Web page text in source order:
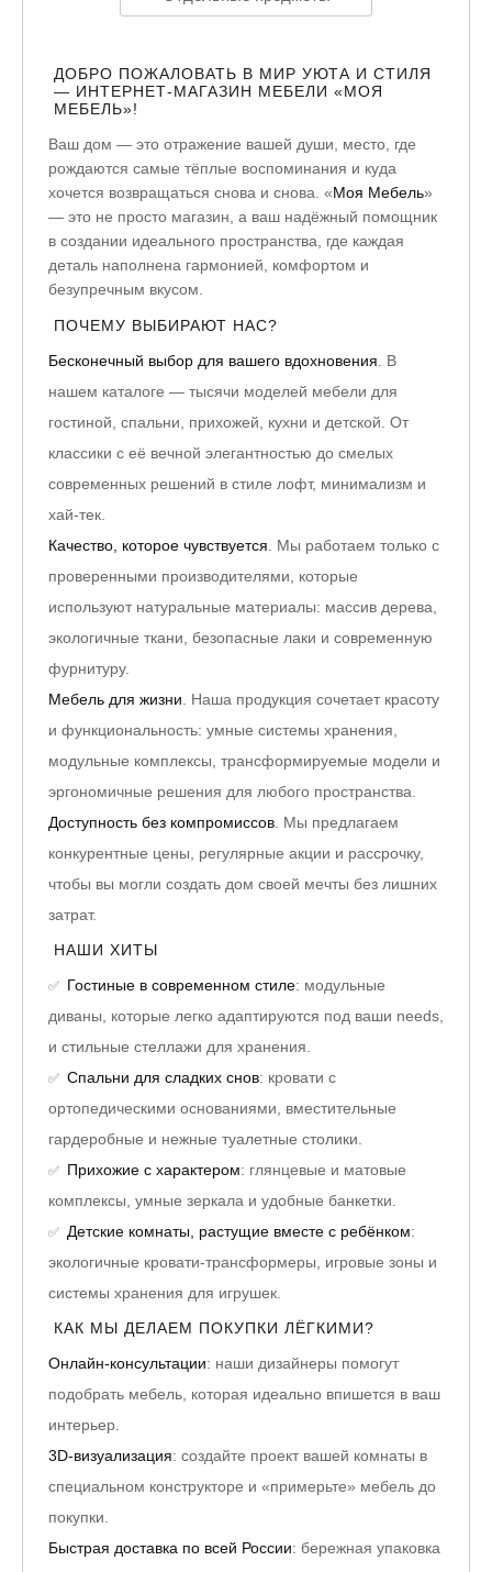
ДОБРО ПОЖАЛОВАТЬ В МИР УЮТА И СТИЛЯ
— ИНТЕРНЕТ-МАГАЗИН МЕБЕЛИ «МОЯ
МЕБЕЛЬ»!
Ваш дом — это отражение вашей души, место, где
рождаются самые тёплые воспоминания и куда
хочется возвращаться снова и снова. «Моя Мебель»
— это не просто магазин, а ваш надёжный помощник
в создании идеального пространства, где каждая
деталь наполнена гармонией, комфортом и
безупречным вкусом.
ПОЧЕМУ ВЫБИРАЮТ НАС?
Бесконечный выбор для вашего вдохновения . В
нашем каталоге — тысячи моделей мебели для
гостиной, спальни, прихожей, кухни и детской. От
классики с её вечной элегантностью до смелых
современных решений в стиле лофт, минимализм и
хай-тек.
Качество, которое чувствуется . Мы работаем только с
проверенными производителями, которые
используют натуральные материалы: массив дерева,
экологичные ткани, безопасные лаки и современную
фурнитуру.
Мебель для жизни . Наша продукция сочетает красоту
и функциональность: умные системы хранения,
модульные комплексы, трансформируемые модели и
эргономичные решения для любого пространства.
Доступность без компромиссов . Мы предлагаем
конкурентные цены, регулярные акции и рассрочку,
чтобы вы могли создать дом своей мечты без лишних
затрат.
НАШИ ХИТЫ
✅ Гостиные в современном стиле: модульные
диваны, которые легко адаптируются под ваши needs,
и стильные стеллажи для хранения.
✅ Спальни для сладких снов: кровати с
ортопедическими основаниями, вместительные
гардеробные и нежные туалетные столики.
✅ Прихожие с характером: глянцевые и матовые
комплексы, умные зеркала и удобные банкетки.
✅ Детские комнаты, растущие вместе с ребёнком:
экологичные кровати-трансформеры, игровые зоны и
системы хранения для игрушек.
КАК МЫ ДЕЛАЕМ ПОКУПКИ ЛЁГКИМИ?
Онлайн-консультации: наши дизайнеры помогут
подобрать мебель, которая идеально впишется в ваш
интерьер.
3D-визуализация: создайте проект вашей комнаты в
специальном конструкторе и «примерьте» мебель до
покупки.
Быстрая доставка по всей России: бережная упаковка